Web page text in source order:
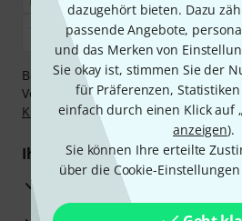
dazugehört bieten. Dazu
passende Angebote,
und das Merken von
Sie okay ist, stimmen Sie der
für Präferenzen,
einfach durch einen Klick auf
anzeigen).
Sie können Ihre erteilte
über die Cookie-Einstellungen
Bezahlen Sie vertraulich und
Vorkasse, PayPal, Amazon Pay,
Klarna Ratenzahlungoder
Ihre Vorteile
3 Jahre Thomann Garantie